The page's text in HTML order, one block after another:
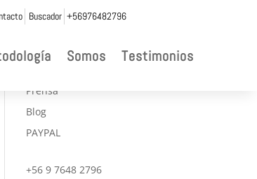
Buscador +56976482796
Somos Testimonios
Prensa
Blog
PAYPAL
+56 9 7648 2796